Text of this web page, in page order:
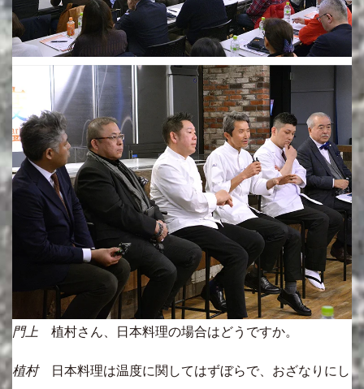
門上 植村さん、日本料理の場合はどうですか。
植村日本料理は温度に関してはずぼらで、おざなりにし